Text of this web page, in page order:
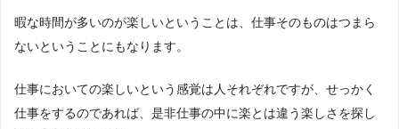
暇な時間が多いのが楽しいということは、仕事そのものはつまら
ないということにもなります。
仕事においての楽しいという感覚は人それぞれですが、せっかく
仕事をするのであれば、是非仕事の中に楽とは違う楽しさを探し